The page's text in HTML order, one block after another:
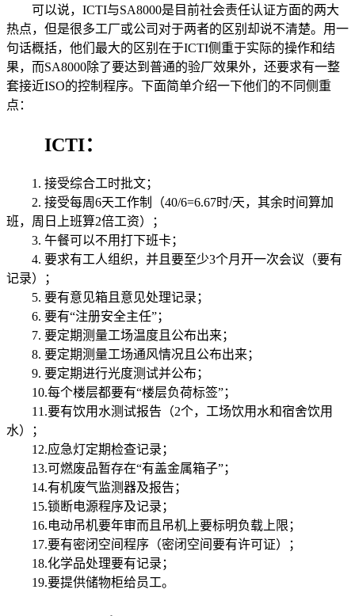
可以说，ICTI与SA8000是目前社会责任认证方面的两大
热点，但是很多工厂或公司对于两者的区别却说不清楚。用一
句话概括，他们最大的区别在于ICTI侧重于实际的操作和结
果，而SA8000除了要达到普通的验厂效果外，还要求有一整
套接近ISO的控制程序。下面简单介绍一下他们的不同侧重
点：
ICTI：
1. 接受综合工时批文；
2. 接受每周6天工作制（40/6=6.67时/天，其余时间算加
班，周日上班算2倍工资）；
3. 午餐可以不用打下班卡；
4. 要求有工人组织，并且要至少3个月开一次会议（要有
记录）；
5. 要有意见箱且意见处理记录；
6. 要有“注册安全主任”；
7. 要定期测量工场温度且公布出来；
8. 要定期测量工场通风情况且公布出来；
9. 要定期进行光度测试并公布；
10.每个楼层都要有“楼层负荷标签”；
11.要有饮用水测试报告（2个，工场饮用水和宿舍饮用
水）；
12.应急灯定期检查记录；
13.可燃废品暂存在“有盖金属箱子”；
14.有机废气监测器及报告；
15.锁断电源程序及记录；
16.电动吊机要年审而且吊机上要标明负载上限；
17.要有密闭空间程序（密闭空间要有许可证）；
18.化学品处理要有记录；
19.要提供储物柜给员工。